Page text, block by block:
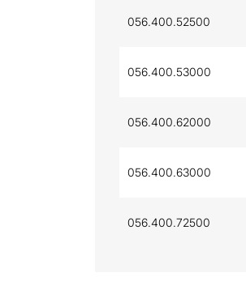
056.400.52500
056.400.53000
056.400.62000
056.400.63000
056.400.72500